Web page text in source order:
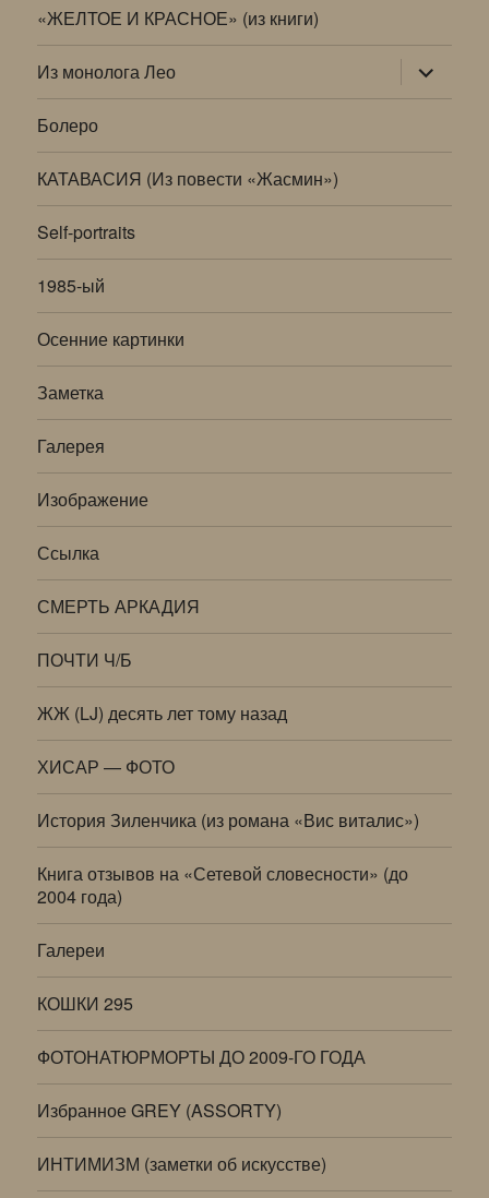
«ЖЕЛТОЕ И КРАСНОЕ» (из книги)
Из монолога Лео раскрыть
дочернее
меню
Болеро
КАТАВАСИЯ (Из повести «Жасмин»)
Self-portraits
1985-ый
Осенние картинки
Заметка
Галерея
Изображение
Ссылка
СМЕРТЬ АРКАДИЯ
ПОЧТИ Ч/Б
ЖЖ (LJ) десять лет тому назад
ХИСАР — ФОТО
История Зиленчика (из романа «Вис виталис»)
Книга отзывов на «Сетевой словесности» (до
2004 года)
Галереи
КОШКИ 295
ФОТОНАТЮРМОРТЫ ДО 2009-ГО ГОДА
Избранное GREY (ASSORTY)
ИНТИМИЗМ (заметки об искусстве)